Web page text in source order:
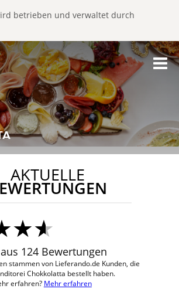
betrieben und verwaltet durch
AKTUELLE
124 Bewertungen
stammen von Lieferando.de Kunden, die
Chokkolatta bestellt haben.
erfahren? Mehr erfahren